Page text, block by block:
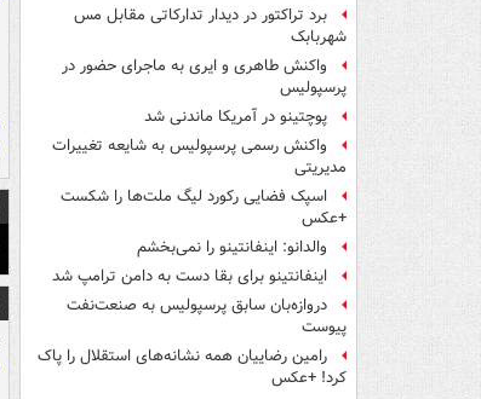
برد تراکتور در دیدار تدارکاتی مقابل مس
شهربابک
واکنش طاهری و ایری به ماجرای حضور در
پرسپولیس
پوچتینو در آمریکا ماندنی شد
واکنش رسمی پرسپولیس به شایعه تغییرات
مدیریتی
اسپک فضایی رکورد لیگ ملت‌ها را شکست
+عکس
والدانو: اینفانتینو را نمی‌بخشم
اینفانتینو برای بقا دست به دامن ترامپ شد
دروازه‌بان سابق پرسپولیس به صنعت‌نفت
پیوست
رامین رضاییان همه نشانه‌های استقلال را پاک
کرد! +عکس